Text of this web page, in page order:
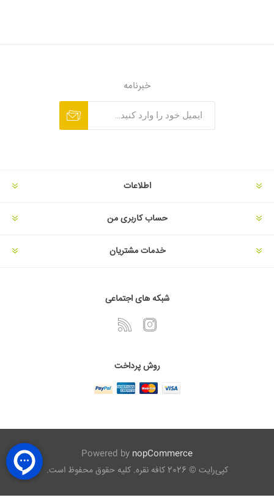
خبرنامه
اطلاعات
حساب کاربری من
خدمات مشتریان
شبکه های اجتماعی
روش پرداخت
Powered by nopCommerce
کپی‌رایت © 2026 کافه نقره. کلیه حقوق محفوظ است.